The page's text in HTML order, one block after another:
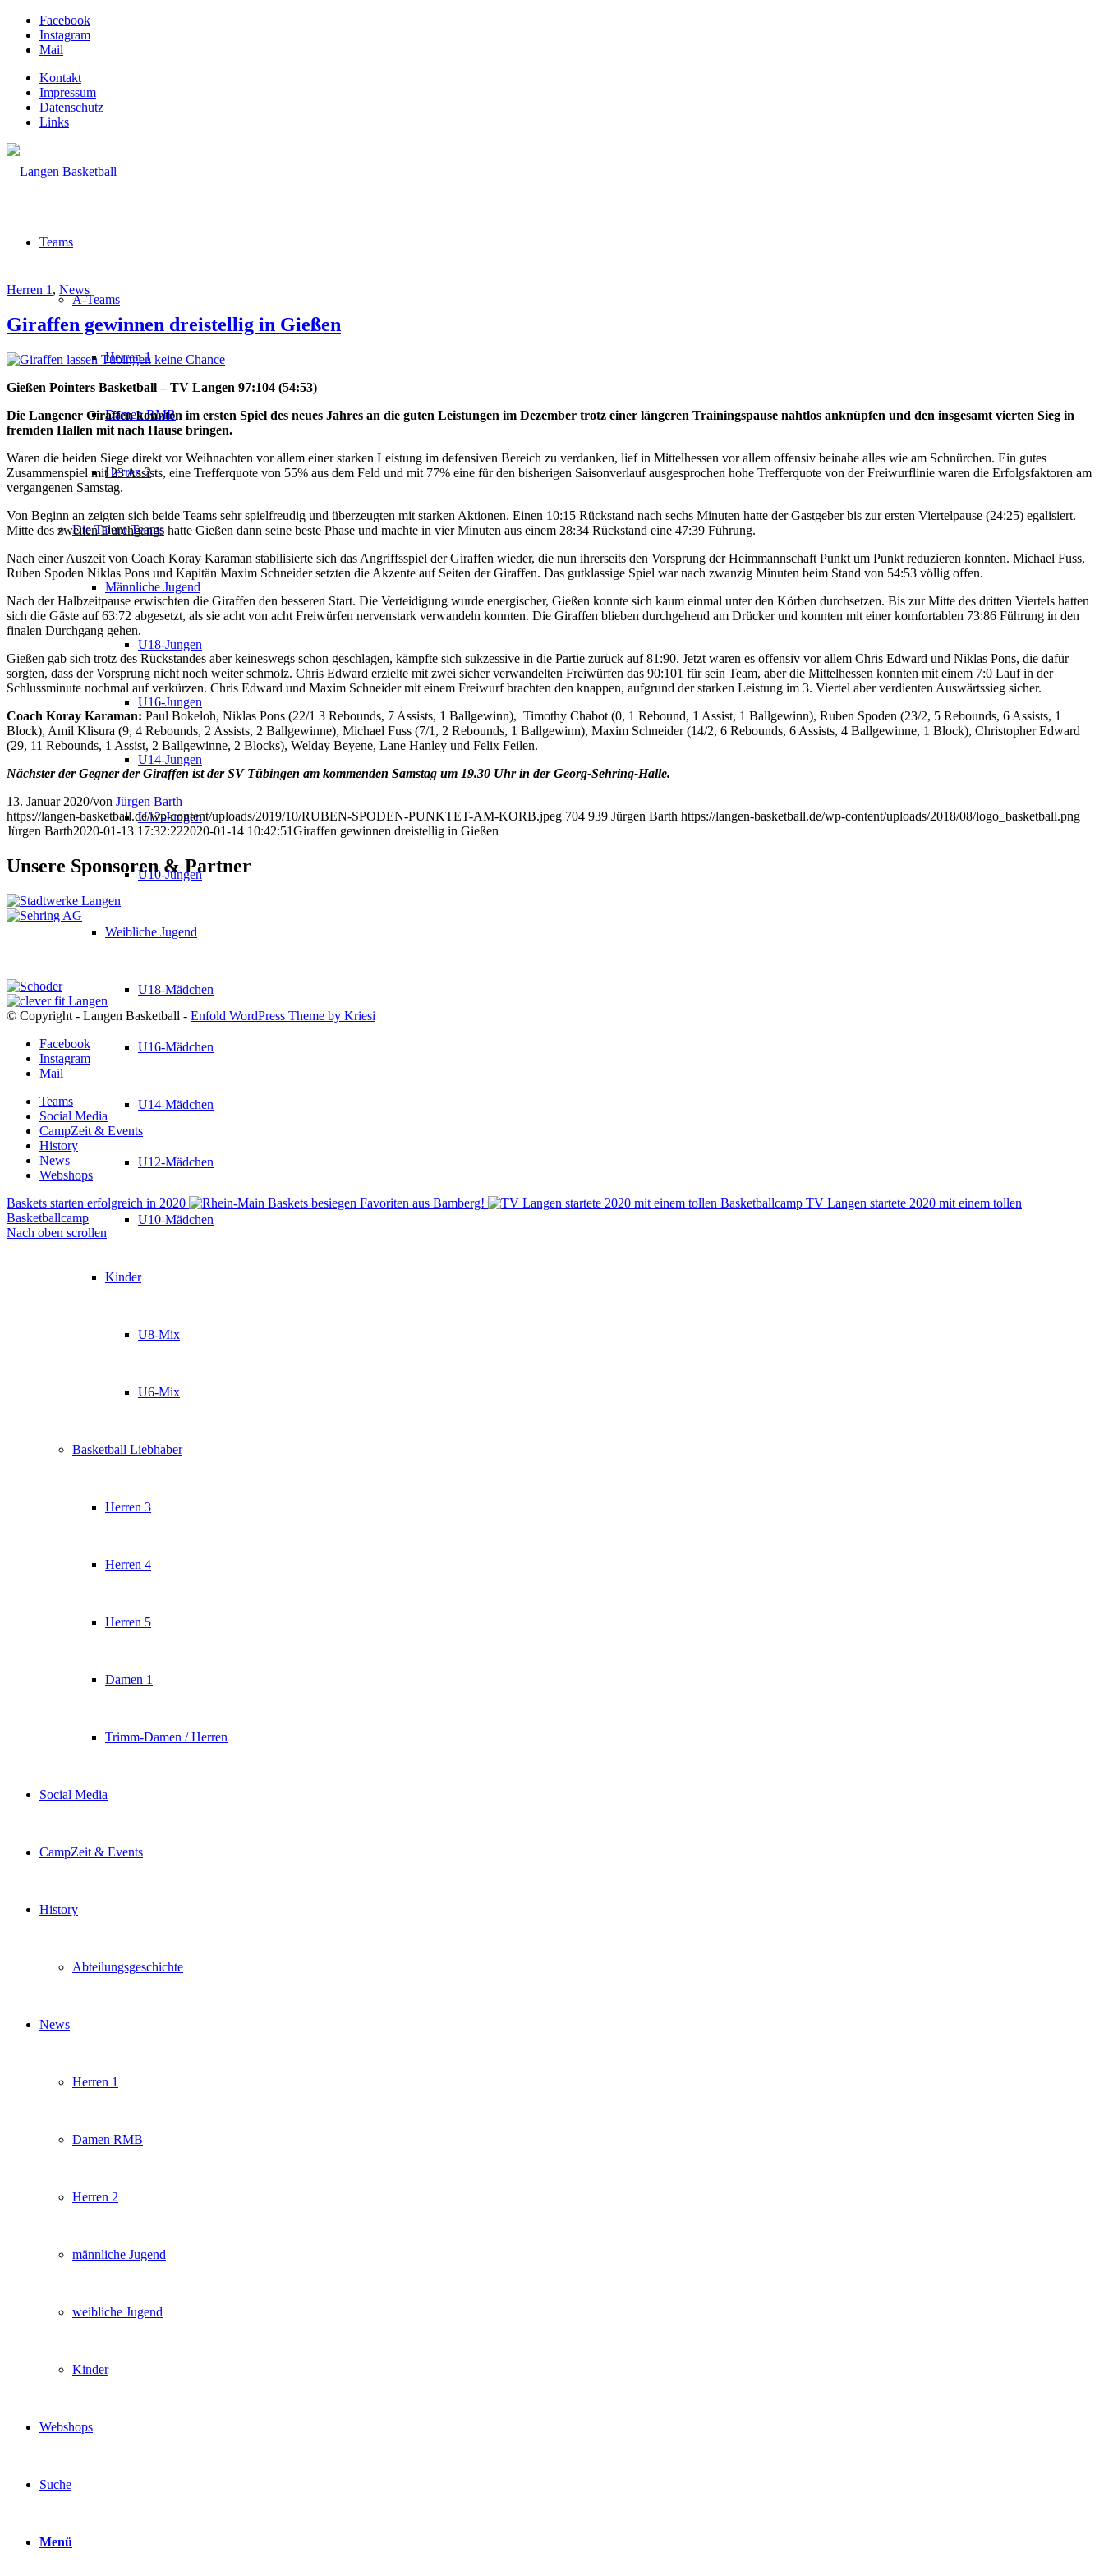
Facebook
Instagram
Mail
Kontakt
Impressum
Datenschutz
Links
Teams
A-Teams
Herren 1
Damen RMB
Herren 2
Die Talent-Teams
Männliche Jugend
U18-Jungen
U16-Jungen
U14-Jungen
U12-Jungen
U10-Jungen
Weibliche Jugend
U18-Mädchen
U16-Mädchen
U14-Mädchen
U12-Mädchen
U10-Mädchen
Kinder
U8-Mix
U6-Mix
Basketball Liebhaber
Herren 3
Herren 4
Herren 5
Damen 1
Trimm-Damen / Herren
Social Media
CampZeit & Events
History
Abteilungsgeschichte
News
Herren 1
Damen RMB
Herren 2
männliche Jugend
weibliche Jugend
Kinder
Webshops
Suche
Menü
Herren 1 , News
Giraffen gewinnen dreistellig in Gießen
Gießen Pointers Basketball – TV Langen 97:104 (54:53)
Die Langener Giraffen konnten im ersten Spiel des neues Jahres an die guten Leistungen im Dezember trotz einer längeren Trainingspause nahtlos anknüpfen und den insgesamt vierten Sieg in
fremden Hallen mit nach Hause bringen.
Waren die beiden Siege direkt vor Weihnachten vor allem einer starken Leistung im defensiven Bereich zu verdanken, lief in Mittelhessen vor allem offensiv beinahe alles wie am Schnürchen. Ein gutes
Zusammenspiel mit 23 Assists, eine Trefferquote von 55% aus dem Feld und mit 77% eine für den bisherigen Saisonverlauf ausgesprochen hohe Trefferquote von der Freiwurflinie waren die Erfolgsfaktoren am
vergangenen Samstag.
Von Beginn an zeigten sich beide Teams sehr spielfreudig und überzeugten mit starken Aktionen. Einen 10:15 Rückstand nach sechs Minuten hatte der Gastgeber bis zur ersten Viertelpause (24:25) egalisiert.
Mitte des zweiten Durchgangs hatte Gießen dann seine beste Phase und machte in vier Minuten aus einem 28:34 Rückstand eine 47:39 Führung.
Nach einer Auszeit von Coach Koray Karaman stabilisierte sich das Angriffsspiel der Giraffen wieder, die nun ihrerseits den Vorsprung der Heimmannschaft Punkt um Punkt reduzieren konnten. Michael Fuss,
Ruben Spoden Niklas Pons und Kapitän Maxim Schneider setzten die Akzente auf Seiten der Giraffen. Das gutklassige Spiel war nach zwanzig Minuten beim Stand von 54:53 völlig offen.
Nach der Halbzeitpause erwischten die Giraffen den besseren Start. Die Verteidigung wurde energischer, Gießen konnte sich kaum einmal unter den Körben durchsetzen. Bis zur Mitte des dritten Viertels hatten
sich die Gäste auf 63:72 abgesetzt, als sie acht von acht Freiwürfen nervenstark verwandeln konnten. Die Giraffen blieben durchgehend am Drücker und konnten mit einer komfortablen 73:86 Führung in den
finalen Durchgang gehen.
Gießen gab sich trotz des Rückstandes aber keineswegs schon geschlagen, kämpfte sich sukzessive in die Partie zurück auf 81:90. Jetzt waren es offensiv vor allem Chris Edward und Niklas Pons, die dafür
sorgten, dass der Vorsprung nicht noch weiter schmolz. Chris Edward erzielte mit zwei sicher verwandelten Freiwürfen das 90:101 für sein Team, aber die Mittelhessen konnten mit einem 7:0 Lauf in der
Schlussminute nochmal auf verkürzen. Chris Edward und Maxim Schneider mit einem Freiwurf brachten den knappen, aufgrund der starken Leistung im 3. Viertel aber verdienten Auswärtssieg sicher.
Coach Koray Karaman: Paul Bokeloh, Niklas Pons (22/1 3 Rebounds, 7 Assists, 1 Ballgewinn), Timothy Chabot (0, 1 Rebound, 1 Assist, 1 Ballgewinn), Ruben Spoden (23/2, 5 Rebounds, 6 Assists, 1
Block), Amil Klisura (9, 4 Rebounds, 2 Assists, 2 Ballgewinne), Michael Fuss (7/1, 2 Rebounds, 1 Ballgewinn), Maxim Schneider (14/2, 6 Rebounds, 6 Assists, 4 Ballgewinne, 1 Block), Christopher Edward
(29, 11 Rebounds, 1 Assist, 2 Ballgewinne, 2 Blocks), Welday Beyene, Lane Hanley und Felix Feilen.
Nächster der Gegner der Giraffen ist der SV Tübingen am kommenden Samstag um 19.30 Uhr in der Georg-Sehring-Halle.
13. Januar 2020/von Jürgen Barth
https://langen-basketball.de/wp-content/uploads/2019/10/RUBEN-SPODEN-PUNKTET-AM-KORB.jpeg 704 939 Jürgen Barth https://langen-basketball.de/wp-content/uploads/2018/08/logo_basketball.png
Jürgen Barth2020-01-13 17:32:222020-01-14 10:42:51Giraffen gewinnen dreistellig in Gießen
Unsere Sponsoren & Partner
© Copyright - Langen Basketball - Enfold WordPress Theme by Kriesi
Facebook
Instagram
Mail
Teams
Social Media
CampZeit & Events
History
News
Webshops
Baskets starten erfolgreich in 2020
TV Langen startete 2020 mit einem tollen
Basketballcamp
Nach oben scrollen